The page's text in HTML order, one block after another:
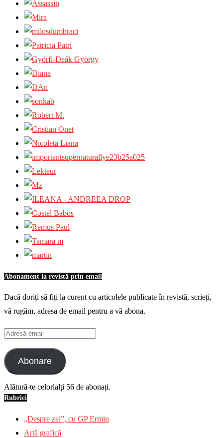
Abonament la revistă prin email
Dacă doriți să fiți la curent cu articolele publicate în revistă, scrieți,
vă rugăm, adresa de email pentru a vă abona.
Adresă
email
Abonare
Alătură-te celorlalți 56 de abonați.
Rubrici
„Despre zei”, cu GP Ermin
Artă grafică